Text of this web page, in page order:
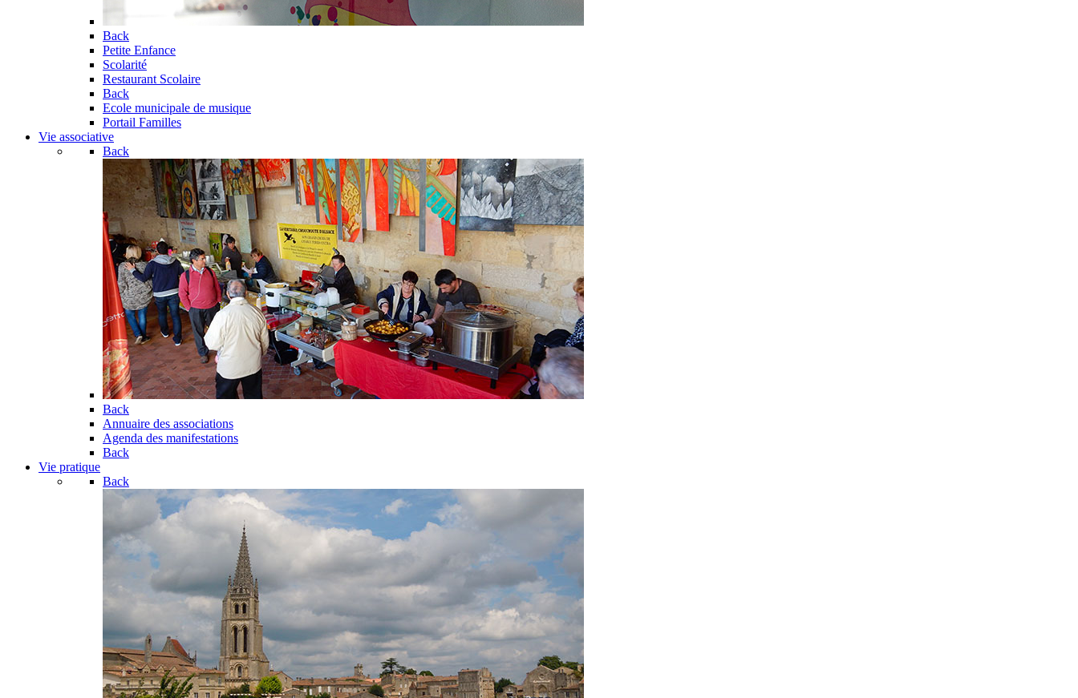
Back
Petite Enfance
Scolarité
Restaurant Scolaire
Back
Ecole municipale de musique
Portail Familles
Vie associative
Back
Back
Annuaire des associations
Agenda des manifestations
Back
Vie pratique
Back